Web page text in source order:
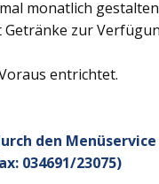
monatlich
zur
entrichtet.
den Menüservice
034691/23075)